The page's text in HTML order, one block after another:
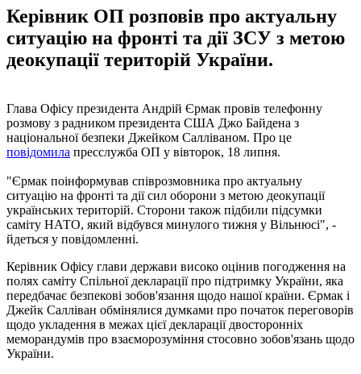
Керівник ОП розповів про актуальну
ситуацію на фронті та дії ЗСУ з метою
деокупації територій України.
Глава Офісу президента Андрій Єрмак провів телефонну
розмову з радником президента США Джо Байдена з
національної безпеки Джейком Салліваном. Про це
повідомила пресслужба ОП у вівторок, 18 липня.
"Єрмак поінформував співрозмовника про актуальну
ситуацію на фронті та дії сил оборони з метою деокупації
українських територій. Сторони також підбили підсумки
саміту НАТО, який відбувся минулого тижня у Вільнюсі", -
йдеться у повідомленні.
Керівник Офісу глави держави високо оцінив погодження на
полях саміту Спільної декларації про підтримку України, яка
передбачає безпекові зобов'язання щодо нашої країни. Єрмак і
Джейк Салліван обмінялися думками про початок переговорів
щодо укладення в межах цієї декларації двосторонніх
меморандумів про взаєморозуміння стосовно зобов'язань щодо
України.